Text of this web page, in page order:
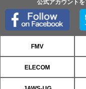
公式アカウント
FMV
ELECOM